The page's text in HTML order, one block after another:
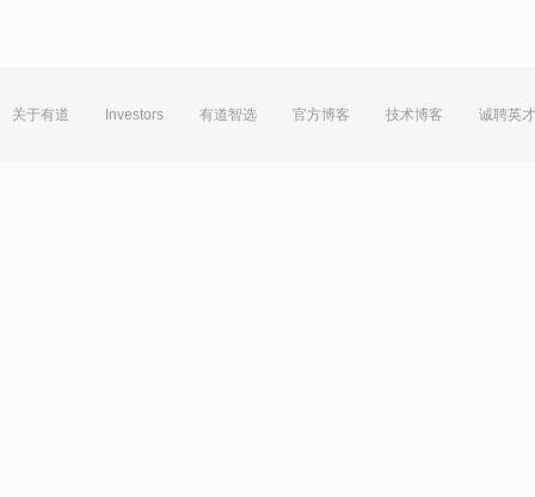
关于有道 Investors 有道智选 官方博客 技术博客 诚聘英才